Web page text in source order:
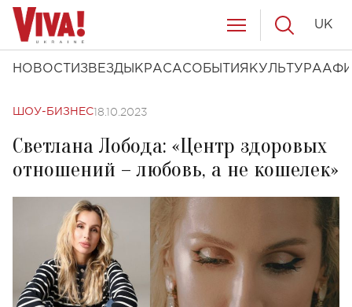
НОВОСТИ ЗВЕЗДЫ КРАСАСОБЫТИЯ КУЛЬТУРА
UK
ШОУ-БИЗНЕС18.10.2023
Светлана Лобода: «Центр здоровых
отношений – любовь, а не кошелек»